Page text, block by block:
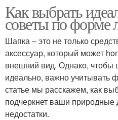
Как выбрать
советы по форме
Шапка – это не только
аксессуар, который может
внешний вид. Однако, чтобы
идеально, важно учитывать
статье мы расскажем, как
подчеркнет ваши природные
недостатки.